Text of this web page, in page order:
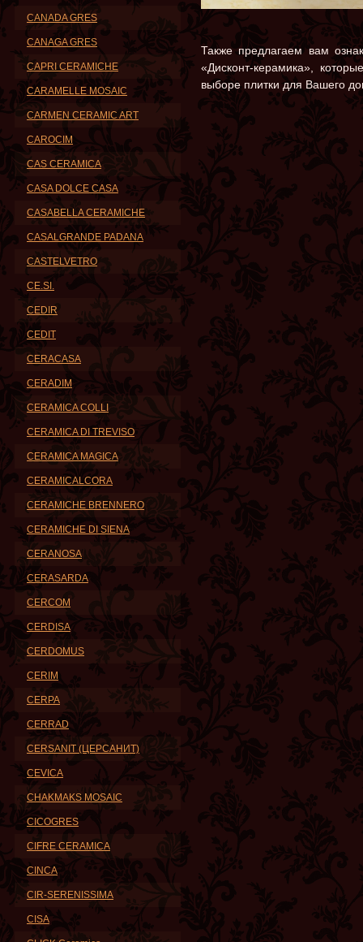
Также предлагаем вам
«Дисконт-керамика»,
выборе плитки для Вашего
CANADA GRES
CANAGA GRES
CAPRI CERAMICHE
CARAMELLE MOSAIC
CARMEN CERAMIC ART
CAROCIM
CAS CERAMICA
CASA DOLCE CASA
CASABELLA CERAMICHE
CASALGRANDE PADANA
CASTELVETRO
CE.SI.
CEDIR
CEDIT
CERACASA
CERADIM
CERAMICA COLLI
CERAMICA DI TREVISO
CERAMICA MAGICA
CERAMICALCORA
CERAMICHE BRENNERO
CERAMICHE DI SIENA
CERANOSA
CERASARDA
CERCOM
CERDISA
CERDOMUS
CERIM
CERPA
CERRAD
CERSANIT (ЦЕРСАНИТ)
CEVICA
CHAKMAKS MOSAIC
CICOGRES
CIFRE CERAMICA
CINCA
CIR-SERENISSIMA
CISA